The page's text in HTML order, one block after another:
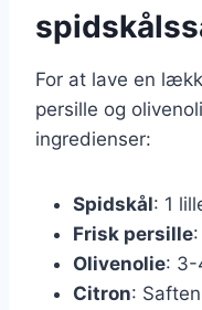
For at lave en
persille og
ingredienser:
Spidskål: 1
Frisk persille
Olivenolie: 3-
Citron: